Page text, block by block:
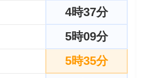
4時37分
5時09分
5時35分